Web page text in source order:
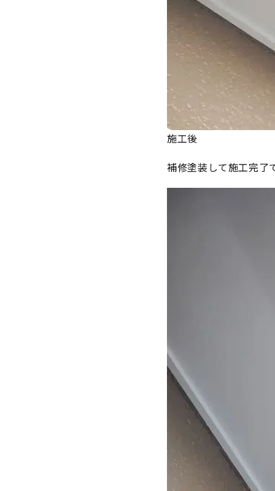
施工後
補修塗装して施工完了